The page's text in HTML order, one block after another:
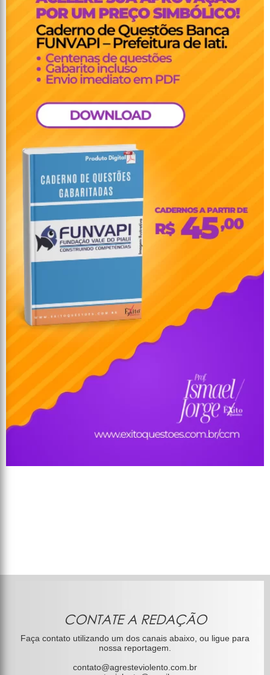
CONTATE A REDAÇÃO
Faça contato utilizando um dos canais abaixo, ou ligue para
nossa reportagem.
contato@agresteviolento.com.br